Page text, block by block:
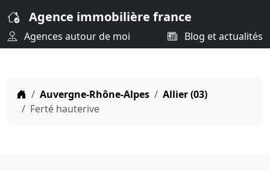
Agence immobilière france
Agences autour de moi Blog et actualités
Auvergne-Rhône-Alpes
Allier (03)
Ferté hauterive